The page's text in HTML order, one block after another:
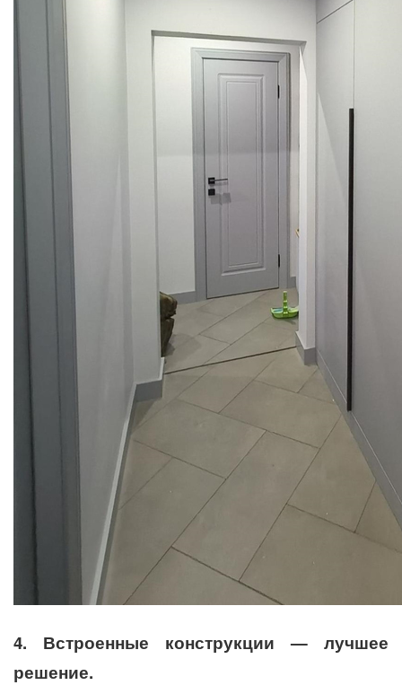
4. Встроенные конструкции — лучшее
решение.